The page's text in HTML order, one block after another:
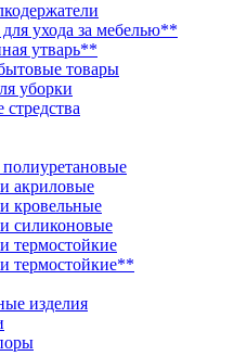
ухода за мебелью**
утварь**
товары
уборки
полиуретановые
акриловые
кровельные
силиконовые
термостойкие
термостойкие**
изделия